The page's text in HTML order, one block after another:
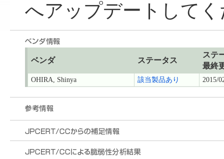
へアップデートして
ベンダ ステータス
ステ
最終
OHIRA, Shinya 該当製品あり 2015/